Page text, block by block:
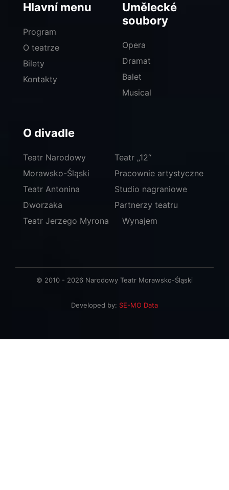
Hlavní menu
Program
O teatrze
Bilety
Kontakty
Umělecké
soubory
Opera
Dramat
Balet
Musical
O divadle
Teatr Narodowy
Morawsko-Śląski
Teatr Antonina
Dworzaka
Teatr Jerzego Myrona
Teatr „12“
Pracownie artystyczne
Studio nagraniowe
Partnerzy teatru
Wynajem
© 2010 - 2026 Narodowy Teatr Morawsko-Śląski
Developed by: SE-MO Data